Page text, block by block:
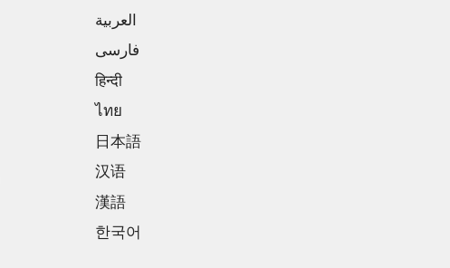
العربية
فارسی
हिन्दी
ไทย
日本語
汉语
漢語
한국어